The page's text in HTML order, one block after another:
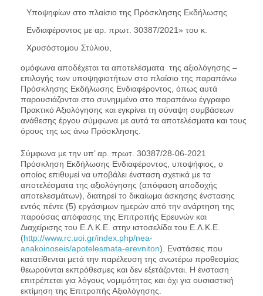
Υποψηφίων στο πλαίσιο της Πρόσκλησης Εκδήλωσης
Ενδιαφέροντος με αρ. πρωτ. 30387/2021» του κ.
Χρυσόστομου Στύλιου,
ομόφωνα αποδέχεται τα αποτελέσματα της αξιολόγησης –
επιλογής των υποψηφιοτήτων στο πλαίσιο της παραπάνω
Πρόσκλησης Εκδήλωσης Ενδιαφέροντος, όπως αυτά
παρουσιάζονται στο συνημμένο στο παραπάνω έγγραφο
Πρακτικό Αξιολόγησης και εγκρίνει τη σύναψη συμβάσεων
ανάθεσης έργου σύμφωνα με αυτά τα αποτελέσματα και τους
όρους της ως άνω Πρόσκλησης.
Σύμφωνα με την υπ’ αρ. πρωτ. 30387/28-06-2021
Πρόσκληση Εκδήλωσης Ενδιαφέροντος, υποψήφιος, ο
οποίος επιθυμεί να υποβάλει ένσταση σχετικά με τα
αποτελέσματα της αξιολόγησης (απόφαση αποδοχής
αποτελεσμάτων), διατηρεί το δικαίωμα άσκησης ένστασης
εντός πέντε (5) εργάσιμων ημερών από την ανάρτηση της
παρούσας απόφασης της Επιτροπής Ερευνών και
Διαχείρισης του Ε.Λ.Κ.Ε. στην ιστοσελίδα του Ε.Λ.Κ.Ε.
(http://www.rc.uoi.gr/index.php/nea-
anakoinoseis/apotelesmata-erevniton). Ενστάσεις που
κατατίθενται μετά την παρέλευση της ανωτέρω προθεσμίας
θεωρούνται εκπρόθεσμες και δεν εξετάζονται. Η ένσταση
επιτρέπεται για λόγους νομιμότητας και όχι για ουσιαστική
εκτίμηση της Επιτροπής Αξιολόγησης.